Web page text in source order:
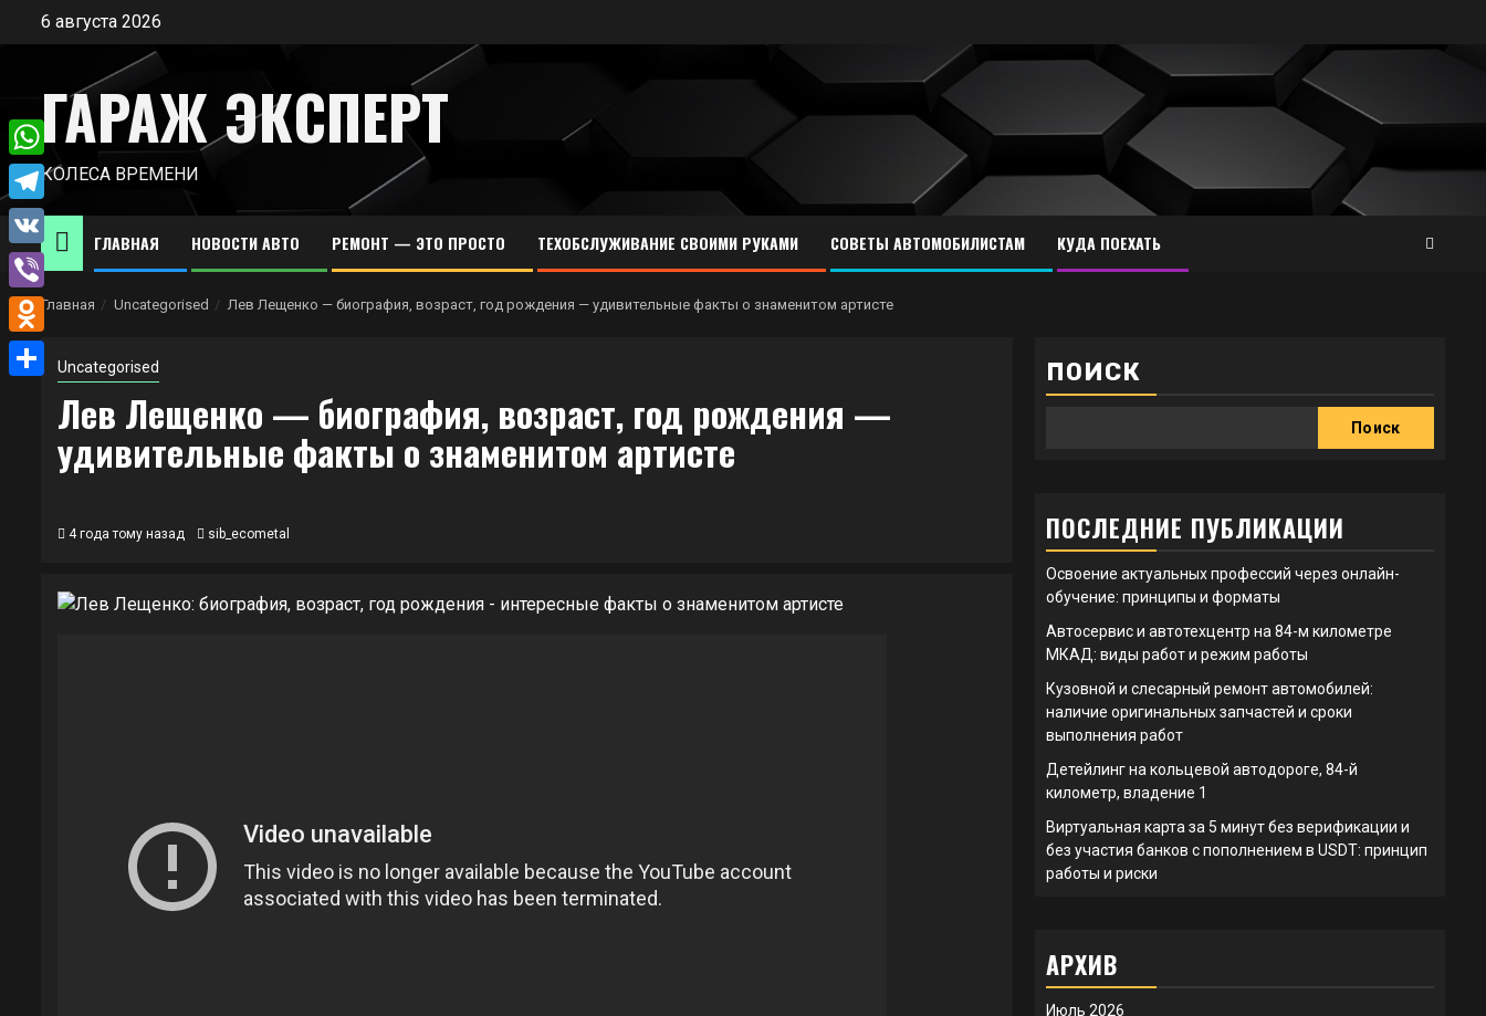
Перейти6 августа 2026
ГАРАЖ ЭКСПЕРТ
КОЛЕСА ВРЕМЕНИ
ГЛАВНАЯ НОВОСТИ АВТО РЕМОНТ — ЭТО ПРОСТО ТЕХОБСЛУЖИВАНИЕ СВОИМИ РУКАМИ СОВЕТЫ АВТОМОБИЛИСТАМ КУДА ПОЕХАТЬ
Главная Uncategorised Лев Лещенко — биография, возраст, год рождения — удивительные факты о знаменитом артисте
Uncategorised
Лев Лещенко — биография, возраст, год рождения —
удивительные факты о знаменитом артисте
4 года тому назад sib_ecometal
ПОИСК
Поиск
ПОСЛЕДНИЕ ПУБЛИКАЦИИ
Освоение актуальных профессий через онлайн-
обучение: принципы и форматы
Автосервис и автотехцентр на 84-м километре
МКАД: виды работ и режим работы
Кузовной и слесарный ремонт автомобилей:
наличие оригинальных запчастей и сроки
выполнения работ
Детейлинг на кольцевой автодороге, 84-й
километр, владение 1
Виртуальная карта за 5 минут без верификации и
без участия банков с пополнением в USDT: принцип
работы и риски
АРХИВ
Июль 2026
WhatsApp
Telegram
VK
Viber
Odnoklassniki